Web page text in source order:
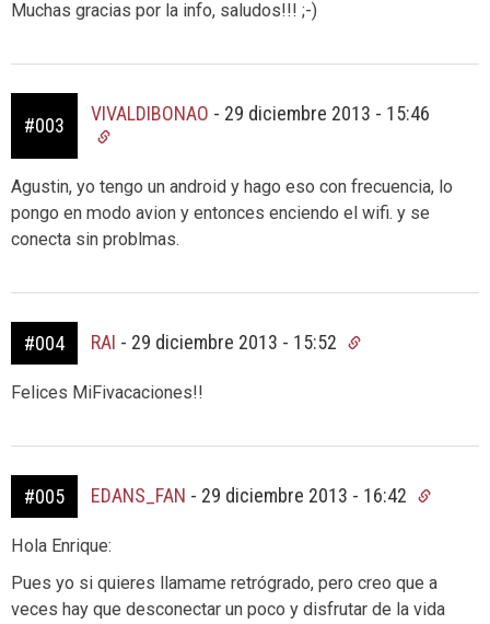
Muchas gracias por la info, saludos!!! ;-)
#003
VIVALDIBONAO - 29 diciembre 2013 - 15:46
Agustin, yo tengo un android y hago eso con frecuencia, lo
pongo en modo avion y entonces enciendo el wifi. y se
conecta sin problmas.
#004 RAI - 29 diciembre 2013 - 15:52
Felices MiFivacaciones!!
#005 EDANS_FAN - 29 diciembre 2013 - 16:42
Hola Enrique:
Pues yo si quieres llamame retrógrado, pero creo que a
veces hay que desconectar un poco y disfrutar de la vida